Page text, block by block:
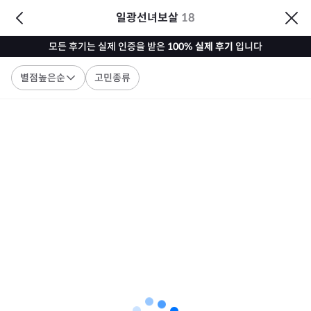
일광선녀보살 18
모든 후기는 실제 인증을 받은 100% 실제 후기 입니다
별점높은순 고민종류